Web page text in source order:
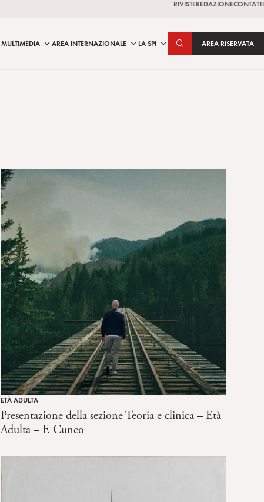
RIVISTEREDAZIONECONTATTI
MULTIMEDIA AREA INTERNAZIONALE LA SPI AREA RISERVATA
ETÀ ADULTA
Presentazione della sezione Teoria e clinica – Età
Adulta – F. Cuneo